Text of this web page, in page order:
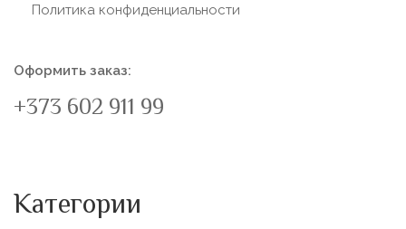
Политика конфиденциальности
Оформить заказ:
+373 602 911 99
Категории